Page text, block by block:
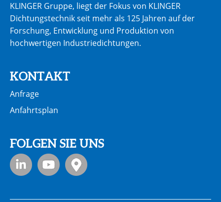
KLINGER Gruppe, liegt der Fokus von KLINGER
Dichtungstechnik seit mehr als 125 Jahren auf der
Forschung, Entwicklung und Produktion von
hochwertigen Industriedichtungen.
KONTAKT
Anfrage
Anfahrtsplan
FOLGEN SIE UNS